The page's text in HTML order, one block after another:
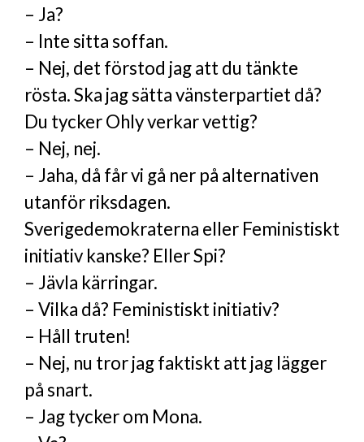
– Ja?
– Inte sitta soffan.
– Nej, det förstod jag att du tänkte
rösta. Ska jag sätta vänsterpartiet då?
Du tycker Ohly verkar vettig?
– Nej, nej.
– Jaha, då får vi gå ner på alternativen
utanför riksdagen.
Sverigedemokraterna eller Feministiskt
initiativ kanske? Eller Spi?
– Jävla kärringar.
– Vilka då? Feministiskt initiativ?
– Håll truten!
– Nej, nu tror jag faktiskt att jag lägger
på snart.
– Jag tycker om Mona.